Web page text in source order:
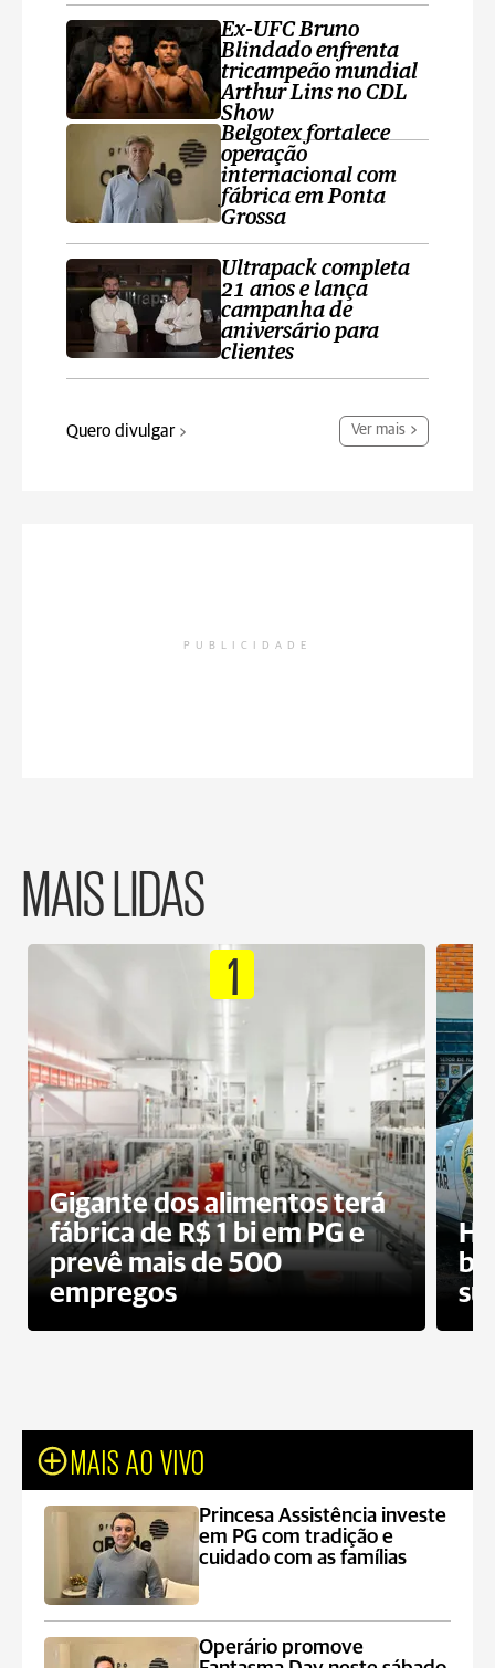
Ex-UFC Bruno
Blindado enfrenta
tricampeão mundial
Arthur Lins no CDL
Show
Belgotex fortalece
operação
internacional com
fábrica em Ponta
Grossa
Ultrapack completa
21 anos e lança
campanha de
aniversário para
clientes
Quero divulgar Ver mais
PUBLICIDADE
MAIS LIDAS
1
Gigante dos alimentos terá
fábrica de R$ 1 bi em PG e
prevê mais de 500
empregos
MAIS AO VIVO
Princesa Assistência investe
em PG com tradição e
cuidado com as famílias
Operário promove